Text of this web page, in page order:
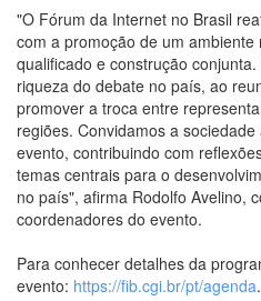
"O Fórum da Internet no Brasil
com a promoção de um ambiente
qualificado e construção
riqueza do debate no país, ao
promover a troca entre
regiões. Convidamos a
evento, contribuindo com
temas centrais para o
no país", afirma Rodolfo Avelino,
coordenadores do evento.
Para conhecer detalhes da
evento: https://fib.cgi.br/pt/agenda.